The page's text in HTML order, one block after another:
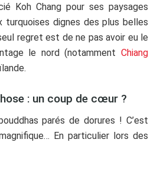
Koh Chang pour ses paysages
turquoises dignes des plus belles
regret est de ne pas avoir eu le
le nord (notamment Chiang
: un coup de cœur ?
parés de dorures ! C’est
En particulier lors des